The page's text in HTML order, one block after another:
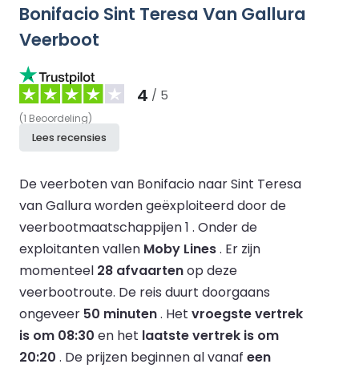
Bonifacio Sint Teresa Van Gallura
Veerboot
4 / 5
(1 Beoordeling)
Lees recensies
De veerboten van Bonifacio naar Sint Teresa
van Gallura worden geëxploiteerd door de
veerbootmaatschappijen 1 . Onder de
exploitanten vallen Moby Lines. Er zijn
momenteel 28 afvaartenop deze
veerbootroute. De reis duurt doorgaans
ongeveer 50 minuten. Het vroegste vertrek
is om 08:30 en het laatste vertrek is om
20:20 . De prijzen beginnen al vanaf een